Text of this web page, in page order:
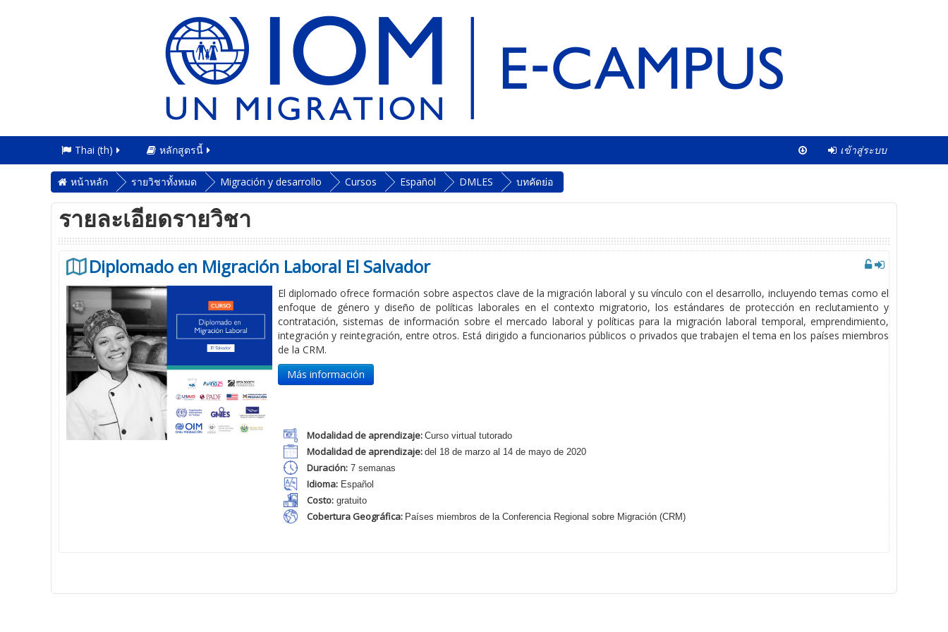
เข้าสู่ระบบ
Thai ‎(th)‎ หลักสูตรนี้
หน้าหลัก รายวิชาทั้งหมด Migración y desarrollo Cursos Español DMLES บทคัดย่อ
รายละเอียดรายวิชา
Diplomado en Migración Laboral El Salvador
El diplomado ofrece formación sobre aspectos clave de la migración laboral y su vínculo con el desarrollo, incluyendo temas como el
enfoque de género y diseño de políticas laborales en el contexto migratorio, los estándares de protección en reclutamiento y
contratación, sistemas de información sobre el mercado laboral y políticas para la migración laboral temporal, emprendimiento,
integración y reintegración, entre otros. Está dirigido a funcionarios públicos o privados que trabajen el tema en los países miembros
de la CRM.
Más información
Modalidad de aprendizaje: Curso virtual tutorado
Modalidad de aprendizaje: del 18 de marzo al 14 de mayo de 2020
Duración: 7 semanas
Idioma: Español
Costo: gratuito
Cobertura Geográfica: Países miembros de la Conferencia Regional sobre Migración (CRM)